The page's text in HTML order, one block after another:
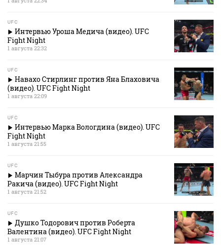
UFC
Интервью Уроша Медича (видео). UFC
Fight Night
1 августа 22:32
UFC
Навахо Стирлинг против Яна Блаховича
(видео). UFC Fight Night
1 августа 22:09
UFC
Интервью Марка Вологдина (видео). UFC
Fight Night
1 августа 21:55
UFC
Марчин Тыбура против Александра
Ракича (видео). UFC Fight Night
1 августа 21:52
UFC
Душко Тодорович против Роберта
Валентина (видео). UFC Fight Night
1 августа 21:07